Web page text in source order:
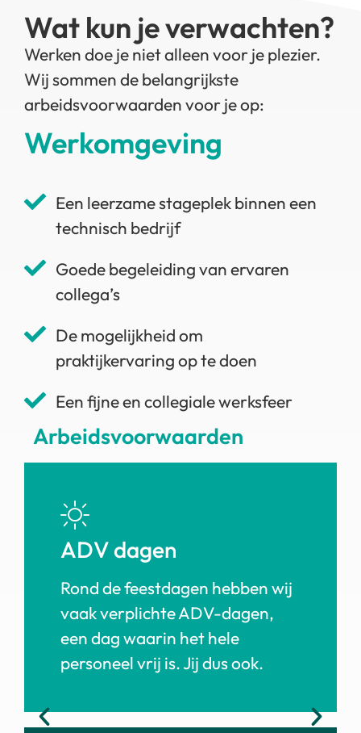
Wat kun je verwachten?
Werken doe je niet alleen voor je plezier.
Wij sommen de belangrijkste
arbeidsvoorwaarden voor je op:
Werkomgeving
Een leerzame stageplek binnen een
technisch bedrijf
Goede begeleiding van ervaren
collega’s
De mogelijkheid om
praktijkervaring op te doen
Een fijne en collegiale werksfeer
Arbeidsvoorwaarden
ADV dagen
Rond de feestdagen hebben wij
vaak verplichte ADV-dagen,
een dag waarin het hele
personeel vrij is. Jij dus ook.